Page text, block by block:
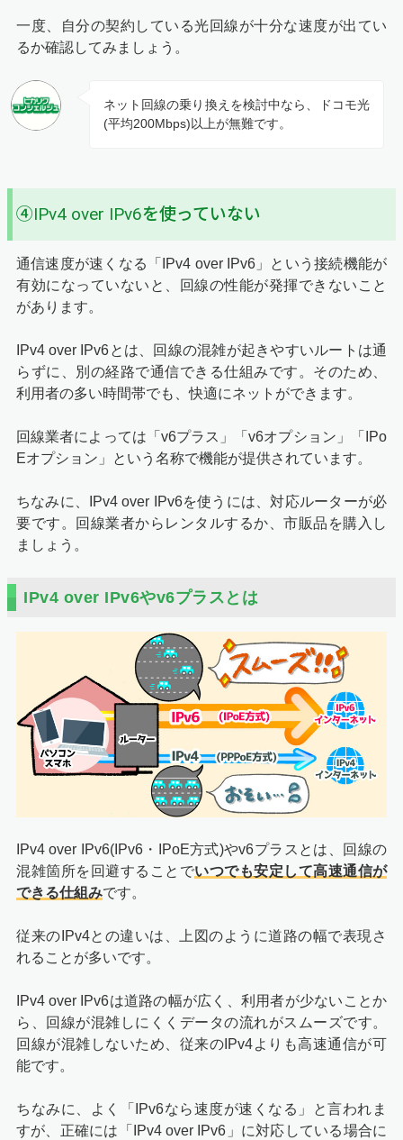
一度、自分の契約している光回線が十分な速度が出てい
るか確認してみましょう。
ネット回線の乗り換えを検討中なら、ドコモ光
(平均200Mbps)以上が無難です。
④IPv4 over IPv6を使っていない
通信速度が速くなる「IPv4 over IPv6」という接続機能が
有効になっていないと、回線の性能が発揮できないこと
があります。
IPv4 over IPv6とは、回線の混雑が起きやすいルートは通
らずに、別の経路で通信できる仕組みです。そのため、
利用者の多い時間帯でも、快適にネットができます。
回線業者によっては「v6プラス」「v6オプション」「IPo
Eオプション」という名称で機能が提供されています。
ちなみに、IPv4 over IPv6を使うには、対応ルーターが必
要です。回線業者からレンタルするか、市販品を購入し
ましょう。
IPv4 over IPv6やv6プラスとは
IPv4 over IPv6(IPv6・IPoE方式)やv6プラスとは、回線の
混雑箇所を回避することでいつでも安定して高速通信が
できる仕組みです。
従来のIPv4との違いは、上図のように道路の幅で表現さ
れることが多いです。
IPv4 over IPv6は道路の幅が広く、利用者が少ないことか
ら、回線が混雑しにくくデータの流れがスムーズです。
回線が混雑しないため、従来のIPv4よりも高速通信が可
能です。
ちなみに、よく「IPv6なら速度が速くなる」と言われま
すが、正確には「IPv4 over IPv6」に対応している場合に